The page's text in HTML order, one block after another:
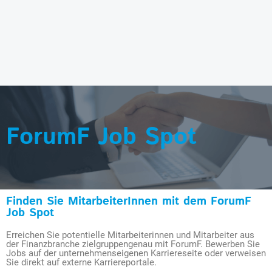
ForumF Job Spot
Finden Sie MitarbeiterInnen mit dem ForumF
Job Spot
Erreichen Sie potentielle Mitarbeiterinnen und Mitarbeiter aus
der Finanzbranche zielgruppengenau mit ForumF. Bewerben Sie
Jobs auf der unternehmenseigenen Karriereseite oder verweisen
Sie direkt auf externe Karriereportale.